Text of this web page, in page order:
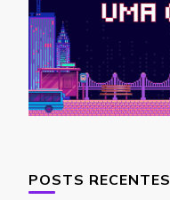
POSTS RECENTES